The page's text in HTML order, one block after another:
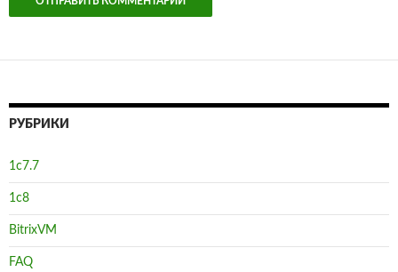
РУБРИКИ
1с7.7
1с8
BitrixVM
FAQ